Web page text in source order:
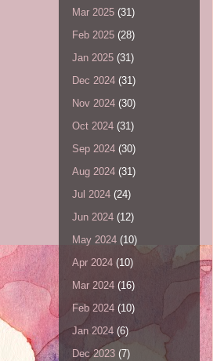
Mar 2025 (31)
Feb 2025 (28)
Jan 2025 (31)
Dec 2024 (31)
Nov 2024 (30)
Oct 2024 (31)
Sep 2024 (30)
Aug 2024 (31)
Jul 2024 (24)
Jun 2024 (12)
May 2024 (10)
Apr 2024 (10)
Mar 2024 (16)
Feb 2024 (10)
Jan 2024 (6)
Dec 2023 (7)